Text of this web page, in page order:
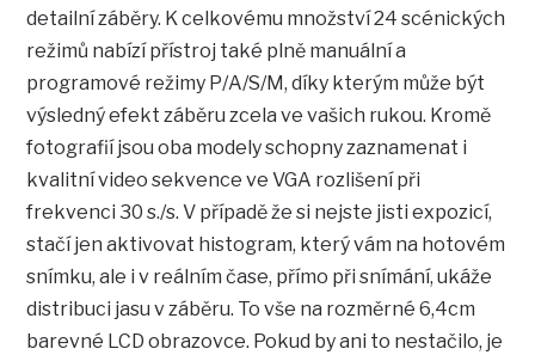
detailní záběry. K celkovému množství 24 scénických
režimů nabízí přístroj také plně manuální a
programové režimy P/A/S/M, díky kterým může být
výsledný efekt záběru zcela ve vašich rukou. Kromě
fotografií jsou oba modely schopny zaznamenat i
kvalitní video sekvence ve VGA rozlišení při
frekvenci 30 s./s. V případě že si nejste jisti expozicí,
stačí jen aktivovat histogram, který vám na hotovém
snímku, ale i v reálním čase, přímo při snímání, ukáže
distribuci jasu v záběru. To vše na rozměrné 6,4cm
barevné LCD obrazovce. Pokud by ani to nestačilo, je